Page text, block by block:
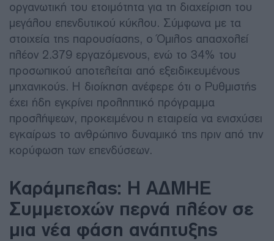
οργανωτική του ετοιμότητα για τη διαχείριση του
μεγάλου επενδυτικού κύκλου. Σύμφωνα με τα
στοιχεία της παρουσίασης, ο Όμιλος απασχολεί
πλέον 2.379 εργαζόμενους, ενώ το 34% του
προσωπικού αποτελείται από εξειδικευμένους
μηχανικούς. Η διοίκηση ανέφερε ότι ο Ρυθμιστής
έχει ήδη εγκρίνει προληπτικό πρόγραμμα
προσλήψεων, προκειμένου η εταιρεία να ενισχύσει
εγκαίρως το ανθρώπινο δυναμικό της πριν από την
κορύφωση των επενδύσεων.
Καράμπελας: Η ΑΔΜΗΕ
Συμμετοχών περνά πλέον σε
μια νέα φάση ανάπτυξης